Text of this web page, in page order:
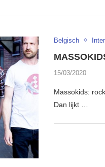
Belgisch
15/03/2020
Massokids:
Dan lijkt …